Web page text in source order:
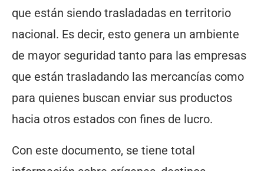
que están siendo trasladadas en territorio
nacional. Es decir, esto genera un ambiente
de mayor seguridad tanto para las empresas
que están trasladando las mercancías como
para quienes buscan enviar sus productos
hacia otros estados con fines de lucro.
Con este documento, se tiene total